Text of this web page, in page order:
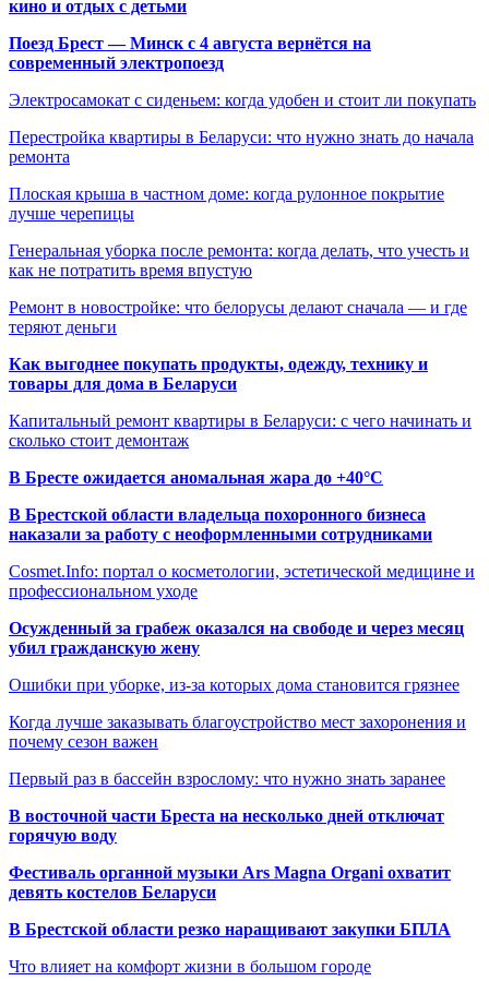
кино и отдых с детьми
Поезд Брест — Минск с 4 августа вернётся на
современный электропоезд
Электросамокат с сиденьем: когда удобен и стоит ли покупать
Перестройка квартиры в Беларуси: что нужно знать до начала
ремонта
Плоская крыша в частном доме: когда рулонное покрытие
лучше черепицы
Генеральная уборка после ремонта: когда делать, что учесть и
как не потратить время впустую
Ремонт в новостройке: что белорусы делают сначала — и где
теряют деньги
Как выгоднее покупать продукты, одежду, технику и
товары для дома в Беларуси
Капитальный ремонт квартиры в Беларуси: с чего начинать и
сколько стоит демонтаж
В Бресте ожидается аномальная жара до +40°C
В Брестской области владельца похоронного бизнеса
наказали за работу с неоформленными сотрудниками
Cosmet.Info: портал о косметологии, эстетической медицине и
профессиональном уходе
Осужденный за грабеж оказался на свободе и через месяц
убил гражданскую жену
Ошибки при уборке, из-за которых дома становится грязнее
Когда лучше заказывать благоустройство мест захоронения и
почему сезон важен
Первый раз в бассейн взрослому: что нужно знать заранее
В восточной части Бреста на несколько дней отключат
горячую воду
Фестиваль органной музыки Ars Magna Organi охватит
девять костелов Беларуси
В Брестской области резко наращивают закупки БПЛА
Что влияет на комфорт жизни в большом городе